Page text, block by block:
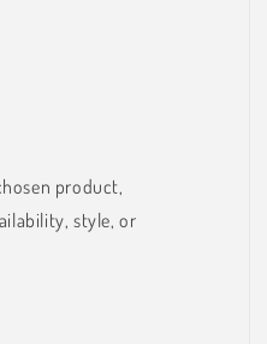
product,
style, or